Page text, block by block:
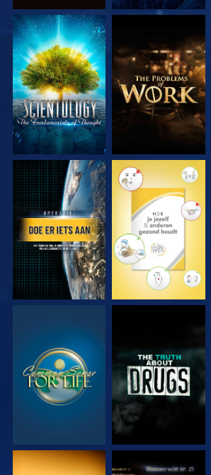
VERKEN DE SERIE VERKEN DE SERIE
KIJK KIJK
KIJK KIJK